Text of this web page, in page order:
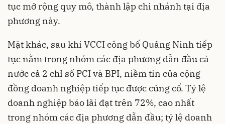
tục mở rộng quy mô, thành lập chi nhánh tại địa
phương này.
Mặt khác, sau khi VCCI công bố Quảng Ninh tiếp
tục nằm trong nhóm các địa phương dẫn đầu cả
nước cả 2 chỉ số PCI và BPI, niềm tin của cộng
đồng doanh nghiệp tiếp tục được củng cố. Tỷ lệ
doanh nghiệp báo lãi đạt trên 72%, cao nhất
trong nhóm các địa phương dẫn đầu; tỷ lệ doanh